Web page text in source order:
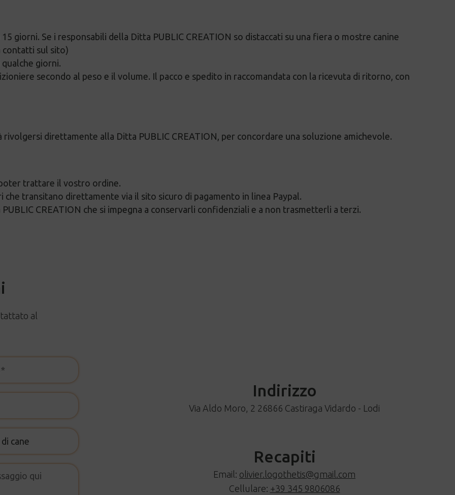
giorni. Se i responsabili della Ditta PUBLIC CREATION so distaccati su una fiera o mostre canine
contatti sul sito)
giorni.
secondo al peso e il volume. Il pacco e spedito in raccomandata con la ricevuta di ritorno, con
direttamente alla Ditta PUBLIC CREATION, per concordare una soluzione amichevole.
trattare il vostro ordine.
che transitano direttamente via il sito sicuro di pagamento in linea Paypal.
CREATION che si impegna a conservarli confidenziali e a non trasmetterli a terzi.
al
Indirizzo
Via Aldo Moro, 2 26866 Castiraga Vidardo - Lodi
Recapiti
Email: olivier.logothetis@gmail.com
Cellulare: +39 345 9806086